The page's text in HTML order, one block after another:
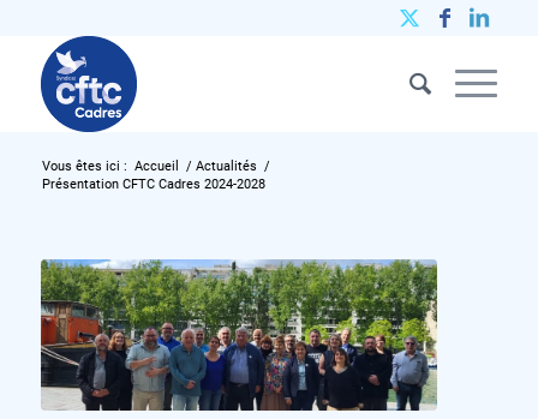
Vous êtes ici : Accueil / Actualités /
Présentation CFTC Cadres 2024-2028